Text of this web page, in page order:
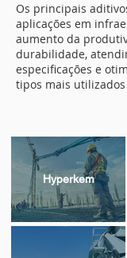
Os principais
aplicações em
aumento da
durabilidade,
especificações e
tipos mais
Hyperkem